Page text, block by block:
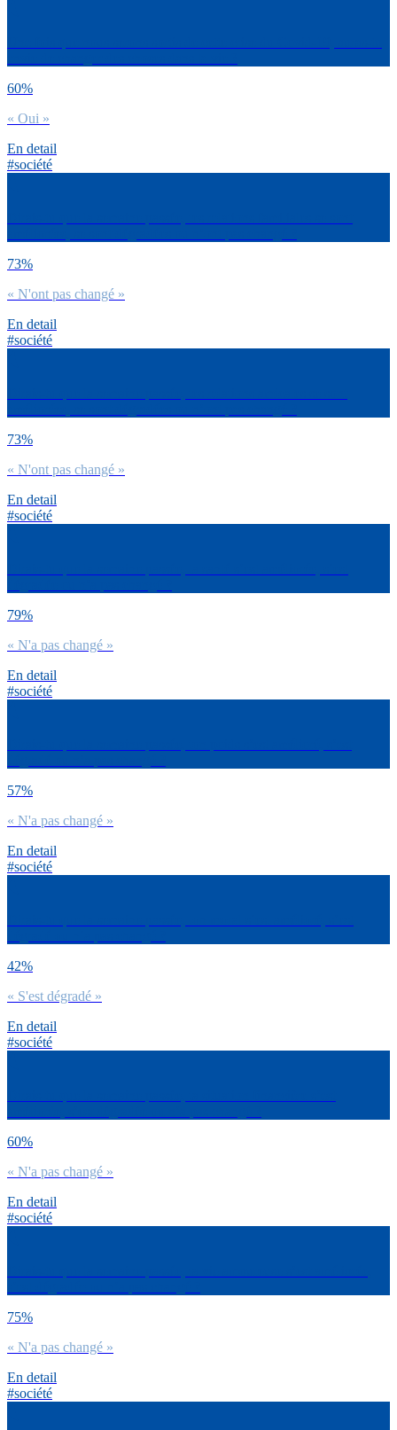
60%
« Oui »
En detail
#société
73%
« N'ont pas changé »
En detail
#société
73%
« N'ont pas changé »
En detail
#société
79%
« N'a pas changé »
En detail
#société
57%
« N'a pas changé »
En detail
#société
42%
« S'est dégradé »
En detail
#société
60%
« N'a pas changé »
En detail
#société
75%
« N'a pas changé »
En detail
#société